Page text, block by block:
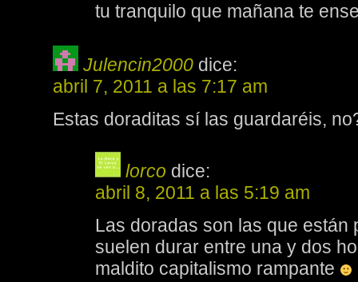
tu tranquilo que mañana te
Julencin2000 dice:
abril 7, 2011 a las 7:17 am
Estas doraditas sí las guardaréis,
lorco dice:
abril 8, 2011 a las 5:19 am
Las doradas son las que están
suelen durar entre una y dos
maldito capitalismo rampante